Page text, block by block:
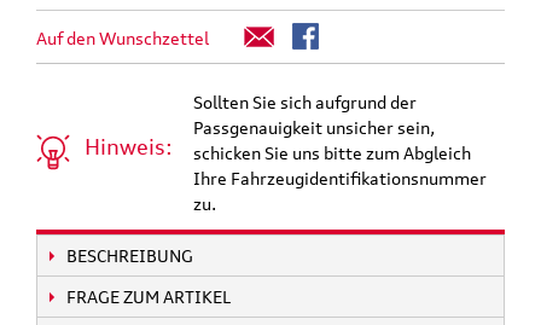
Auf den Wunschzettel
Hinweis:
Sollten Sie sich aufgrund der
Passgenauigkeit unsicher sein,
schicken Sie uns bitte zum Abgleich
Ihre Fahrzeugidentifikationsnummer
zu.
BESCHREIBUNG
FRAGE ZUM ARTIKEL